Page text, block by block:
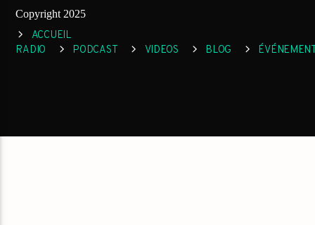
Copyright 2025
ACCUEIL
RADIO
PODCAST VIDEOS BLOG